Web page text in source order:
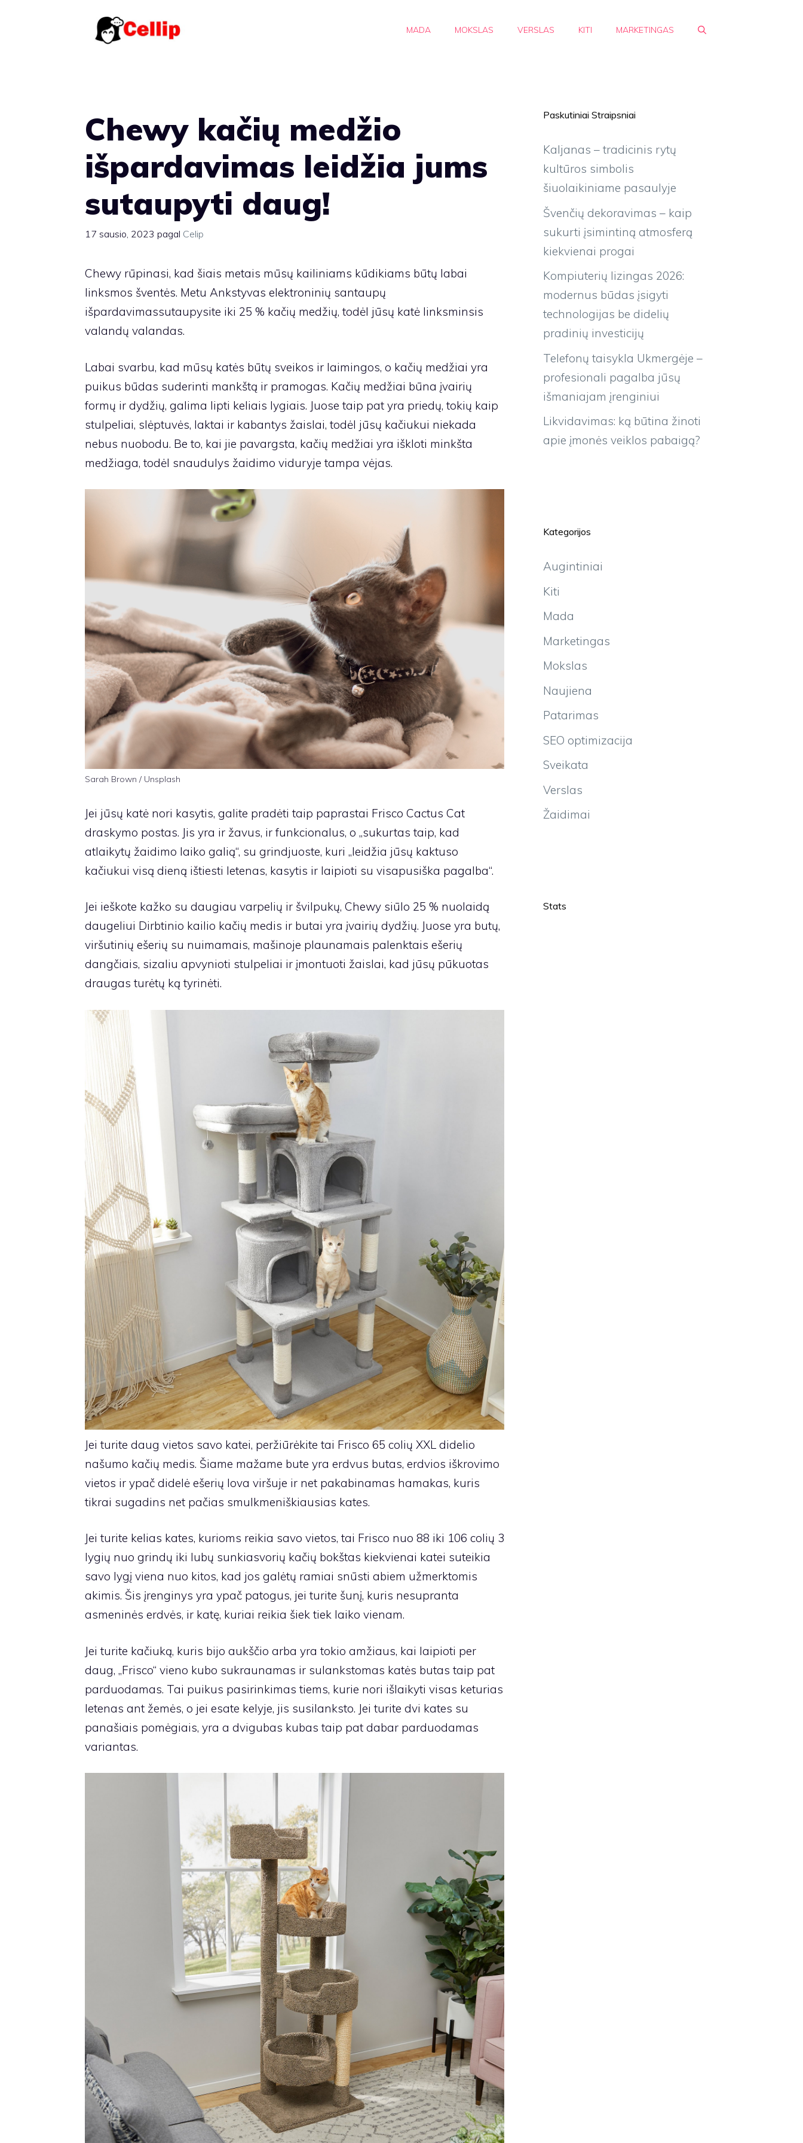
MADA MOKSLAS VERSLAS KITI MARKETINGAS
Chewy kačių medžio
išpardavimas leidžia jums
sutaupyti daug!
17 sausio, 2023 pagal Celip
Chewy rūpinasi, kad šiais metais mūsų kailiniams kūdikiams būtų labai
linksmos šventės. Metu Ankstyvas elektroninių santaupų
išpardavimassutaupysite iki 25 % kačių medžių, todėl jūsų katė linksminsis
valandų valandas.
Labai svarbu, kad mūsų katės būtų sveikos ir laimingos, o kačių medžiai yra
puikus būdas suderinti mankštą ir pramogas. Kačių medžiai būna įvairių
formų ir dydžių, galima lipti keliais lygiais. Juose taip pat yra priedų, tokių kaip
stulpeliai, slėptuvės, laktai ir kabantys žaislai, todėl jūsų kačiukui niekada
nebus nuobodu. Be to, kai jie pavargsta, kačių medžiai yra iškloti minkšta
medžiaga, todėl snaudulys žaidimo viduryje tampa vėjas.
Sarah Brown / Unsplash
Jei jūsų katė nori kasytis, galite pradėti taip paprastai Frisco Cactus Cat
draskymo postas. Jis yra ir žavus, ir funkcionalus, o „sukurtas taip, kad
atlaikytų žaidimo laiko galią“, su grindjuoste, kuri „leidžia jūsų kaktuso
kačiukui visą dieną ištiesti letenas, kasytis ir laipioti su visapusiška pagalba“.
Jei ieškote kažko su daugiau varpelių ir švilpukų, Chewy siūlo 25 % nuolaidą
daugeliui Dirbtinio kailio kačių medis ir butai yra įvairių dydžių. Juose yra butų,
viršutinių ešerių su nuimamais, mašinoje plaunamais palenktais ešerių
dangčiais, sizaliu apvynioti stulpeliai ir įmontuoti žaislai, kad jūsų pūkuotas
draugas turėtų ką tyrinėti.
Jei turite daug vietos savo katei, peržiūrėkite tai Frisco 65 colių XXL didelio
našumo kačių medis. Šiame mažame bute yra erdvus butas, erdvios iškrovimo
vietos ir ypač didelė ešerių lova viršuje ir net pakabinamas hamakas, kuris
tikrai sugadins net pačias smulkmeniškiausias kates.
Jei turite kelias kates, kurioms reikia savo vietos, tai Frisco nuo 88 iki 106 colių 3
lygių nuo grindų iki lubų sunkiasvorių kačių bokštas kiekvienai katei suteikia
savo lygį viena nuo kitos, kad jos galėtų ramiai snūsti abiem užmerktomis
akimis. Šis įrenginys yra ypač patogus, jei turite šunį, kuris nesupranta
asmeninės erdvės, ir katę, kuriai reikia šiek tiek laiko vienam.
Jei turite kačiuką, kuris bijo aukščio arba yra tokio amžiaus, kai laipioti per
daug, „Frisco“ vieno kubo sukraunamas ir sulankstomas katės butas taip pat
parduodamas. Tai puikus pasirinkimas tiems, kurie nori išlaikyti visas keturias
letenas ant žemės, o jei esate kelyje, jis susilanksto. Jei turite dvi kates su
panašiais pomėgiais, yra a dvigubas kubas taip pat dabar parduodamas
variantas.
Paskutiniai Straipsniai
Kaljanas – tradicinis rytų
kultūros simbolis
šiuolaikiniame pasaulyje
Švenčių dekoravimas – kaip
sukurti įsimintiną atmosferą
kiekvienai progai
Kompiuterių lizingas 2026:
modernus būdas įsigyti
technologijas be didelių
pradinių investicijų
Telefonų taisykla Ukmergėje –
profesionali pagalba jūsų
išmaniajam įrenginiui
Likvidavimas: ką būtina žinoti
apie įmonės veiklos pabaigą?
Kategorijos
Augintiniai
Kiti
Mada
Marketingas
Mokslas
Naujiena
Patarimas
SEO optimizacija
Sveikata
Verslas
Žaidimai
Stats